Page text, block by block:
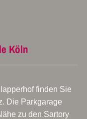
Köln
finden Sie
Die Parkgarage
zu den Sartory